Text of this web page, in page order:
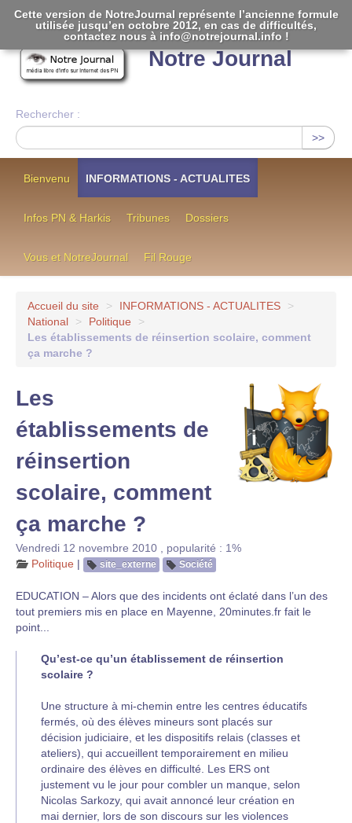
Notre Journal
Rechercher :
>>
Bienvenu INFORMATIONS - ACTUALITES
Infos PN & Harkis Tribunes Dossiers
Vous et NotreJournal Fil Rouge
Accueil du site > INFORMATIONS - ACTUALITES
>
National
> Politique
>
Les établissements de réinsertion scolaire, comment
ça marche ?
Les
établissements de
réinsertion
scolaire, comment
ça marche ?
Vendredi 12 novembre 2010
popularité : 1%
Politique | site_externe Société
EDUCATION – Alors que des incidents ont éclaté dans l’un des
tout premiers mis en place en Mayenne, 20minutes.fr fait le
point...
Qu’est-ce qu’un établissement de réinsertion
scolaire ?
Une structure à mi-chemin entre les centres éducatifs
fermés, où des élèves mineurs sont placés sur
décision judiciaire, et les dispositifs relais (classes et
ateliers), qui accueillent temporairement en milieu
ordinaire des élèves en difficulté. Les ERS ont
justement vu le jour pour combler un manque, selon
Nicolas Sarkozy, qui avait annoncé leur création en
mai dernier, lors de son discours sur les violences
Cette version de NotreJournal représente l’ancienne formule
utilisée jusqu’en octobre 2012, en cas de difficultés,
contactez nous à info@notrejournal.info !